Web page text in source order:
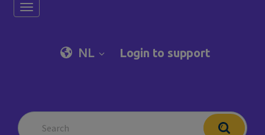
Toggle navigation
NL Login to support